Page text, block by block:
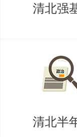
重点关注
方法，
2，深度
（LSTM
清北强
清北半